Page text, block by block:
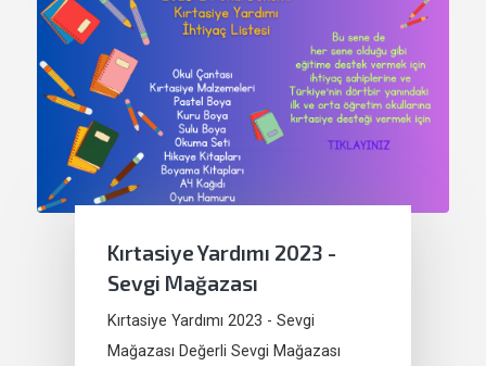
Kırtasiye Yardımı 2023 -
Sevgi Mağazası
Kırtasiye Yardımı 2023 - Sevgi
Mağazası Değerli Sevgi Mağazası